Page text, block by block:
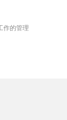
作的管理